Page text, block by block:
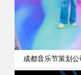
成都音乐节策划